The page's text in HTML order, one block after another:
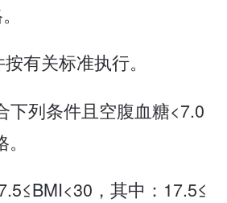
有关标准执行。
下列条件且空腹血糖<7.0
，其中：17.5≤